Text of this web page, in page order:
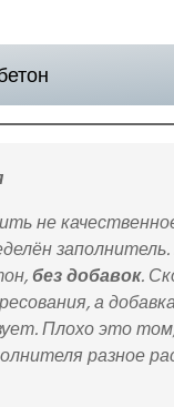
не
без добавок.
а
Плохо это
разное